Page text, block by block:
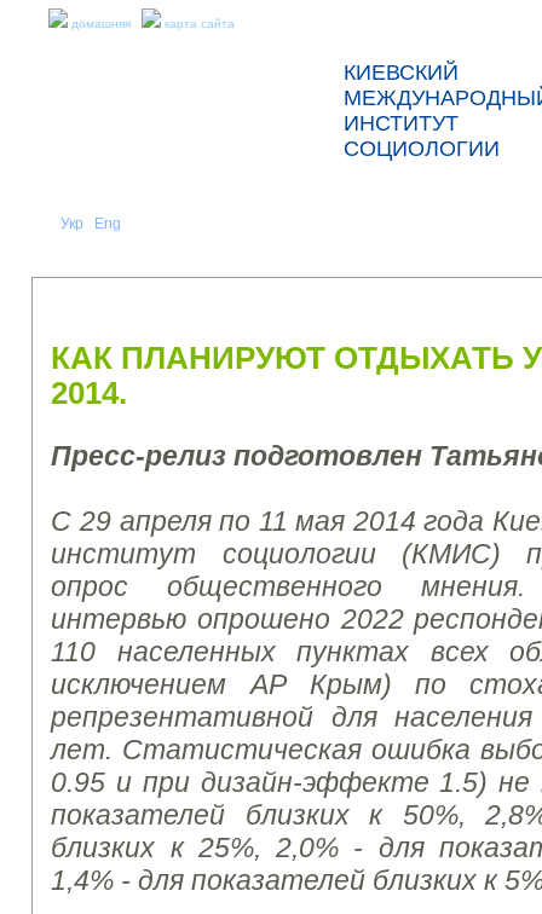
домашняя карта сайта
КИЕВСКИЙ
ИНСТИТУТ
СОЦИОЛОГИИ
Укр Eng
КАК ПЛАНИРУЮТ ОТДЫХАТЬ
2014.
Пресс-релиз подготовлен
С 29 апреля по 11 мая 2014 года
институт социологии (КМИС)
опрос общественного
интервью опрошено 2022
110 населенных пунктах всех
исключением АР Крым) по
репрезентативной для
лет. Статистическая ошибка
0.95 и при дизайн-эффекте 1.5)
показателей близких к 50%,
близких к 25%, 2,0% - для
1,4% - для показателей близких к